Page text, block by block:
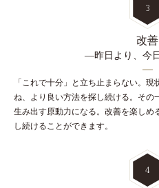
3
改善
―昨日より、今日
「これで十分」と立ち止まらない。
ね、より良い方法を探し続ける。その
生み出す原動力になる。改善を楽しめ
し続けることができます。
4